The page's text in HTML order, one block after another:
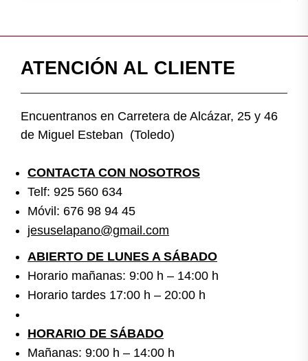
ATENCIÓN AL CLIENTE
Encuentranos en Carretera de Alcázar, 25 y 46
de Miguel Esteban (Toledo)
CONTACTA CON NOSOTROS
Telf: 925 560 634
Móvil: 676 98 94 45
jesuselapano@gmail.com
ABIERTO DE LUNES A SÁBADO
Horario mañanas: 9:00 h – 14:00 h
Horario tardes 17:00 h – 20:00 h
HORARIO DE SÁBADO
Mañanas: 9:00 h – 14:00 h